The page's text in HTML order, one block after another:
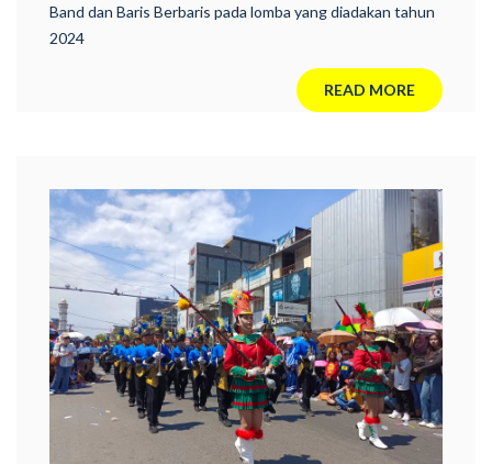
Band dan Baris Berbaris pada lomba yang diadakan tahun
2024
READ MORE